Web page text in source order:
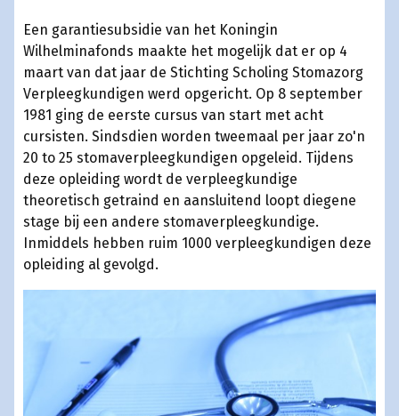
Een garantiesubsidie van het Koningin
Wilhelminafonds maakte het mogelijk dat er op 4
maart van dat jaar de Stichting Scholing Stomazorg
Verpleegkundigen werd opgericht. Op 8 september
1981 ging de eerste cursus van start met acht
cursisten. Sindsdien worden tweemaal per jaar zo'n
20 to 25 stomaverpleegkundigen opgeleid. Tijdens
deze opleiding wordt de verpleegkundige
theoretisch getraind en aansluitend loopt diegene
stage bij een andere stomaverpleegkundige.
Inmiddels hebben ruim 1000 verpleegkundigen deze
opleiding al gevolgd.